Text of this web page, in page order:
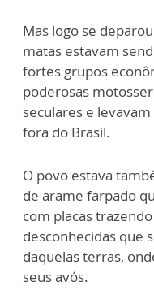
Mas logo se
matas estavam
fortes grupos
poderosas
seculares e
fora do Brasil.
O povo estava
de arame farpado
com placas
desconhecidas que
daquelas terras,
seus avós.